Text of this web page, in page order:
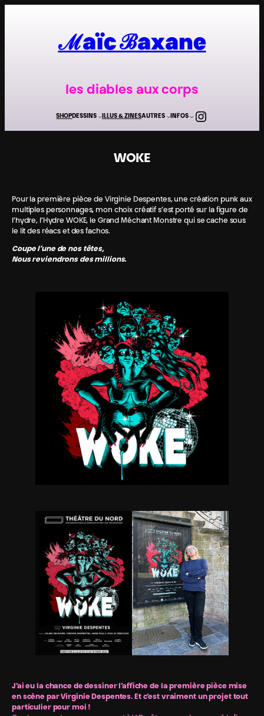
ℳaïc ℬaxane
les diables aux corps
SHOPDESSINS ILLUS & ZINESAUTRES INFOS Instagram
WOKE
Pour la première pièce de Virginie Despentes, une création punk aux
multiples personnages, mon choix créatif s’est porté sur la figure de
l’hydre, l’Hydre WOKE, le Grand Méchant Monstre qui se cache sous
le lit des réacs et des fachos.
Coupe l’une de nos têtes,
Nous reviendrons des millions.
J’ai eu la chance de dessiner l’affiche de la première pièce mise
en scène par Virginie Despentes. Et c’est vraiment un projet tout
particulier pour moi !